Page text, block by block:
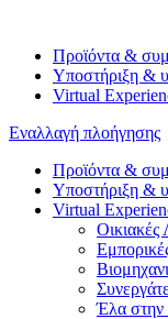
Προϊόντα &
Υποστήριξη &
Virtual
Εναλλαγή πλοήγησης
Προϊόντα &
Υποστήριξη &
Virtual
Οικιακές
Έλα στην